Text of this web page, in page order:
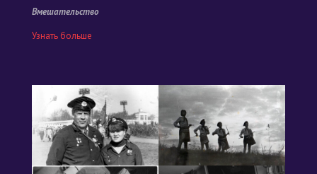
Вмешательство
Узнать больше